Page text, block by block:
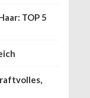
TOP 5